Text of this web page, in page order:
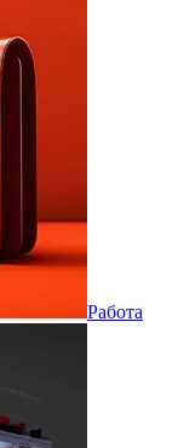
Работа